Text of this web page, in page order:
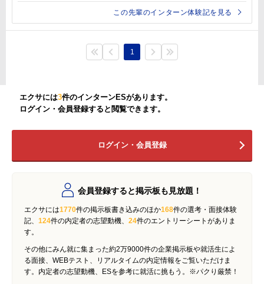
この先輩のインターン体験記を見る
1
エクサには3件のインターンESがあります。
ログイン・会員登録すると閲覧できます。
ログイン・会員登録
会員登録すると掲示板も見放題！
エクサには1770件の掲示板書き込みのほか168件の選考・面接体験
記、 124件の内定者の志望動機、 24件のエントリーシートがありま
す。
その他にみん就に集まった約2万9000件の企業掲示板や就活生によ
る面接、WEBテスト、リアルタイムの内定情報をご覧いただけま
す。内定者の志望動機、ESを参考に就活に挑もう。※パクり厳禁！